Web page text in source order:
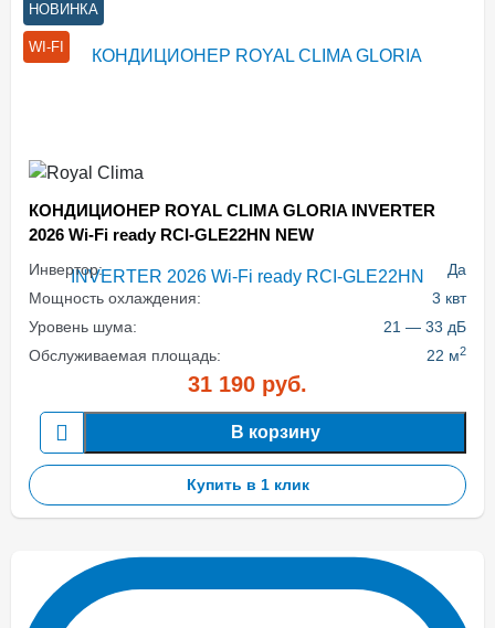
НОВИНКА
WI-FI
КОНДИЦИОНЕР ROYAL CLIMA GLORIA INVERTER
2026 Wi-Fi ready RCI-GLE22HN NEW
Инвертор:
Да
Мощность охлаждения:
3 квт
Уровень шума:
21 — 33 дБ
Обслуживаемая площадь:
22 м2
31 190 руб.
В корзину
Купить в 1 клик